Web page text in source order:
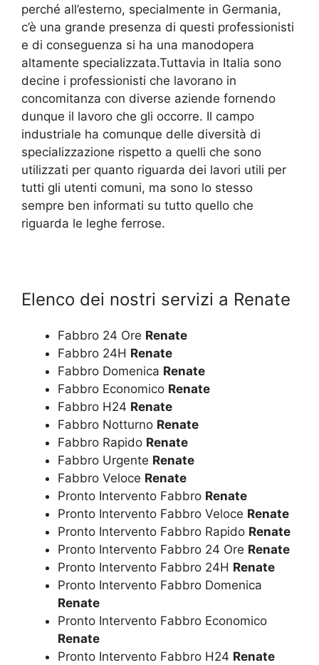
perché all’esterno, specialmente in Germania,
c’è una grande presenza di questi professionisti
e di conseguenza si ha una manodopera
altamente specializzata.Tuttavia in Italia sono
decine i professionisti che lavorano in
concomitanza con diverse aziende fornendo
dunque il lavoro che gli occorre. Il campo
industriale ha comunque delle diversità di
specializzazione rispetto a quelli che sono
utilizzati per quanto riguarda dei lavori utili per
tutti gli utenti comuni, ma sono lo stesso
sempre ben informati su tutto quello che
riguarda le leghe ferrose.
Elenco dei nostri servizi a Renate
Fabbro 24 Ore Renate
Fabbro 24H Renate
Fabbro Domenica Renate
Fabbro Economico Renate
Fabbro H24 Renate
Fabbro Notturno Renate
Fabbro Rapido Renate
Fabbro Urgente Renate
Fabbro Veloce Renate
Pronto Intervento Fabbro Renate
Pronto Intervento Fabbro Veloce Renate
Pronto Intervento Fabbro Rapido Renate
Pronto Intervento Fabbro 24 Ore Renate
Pronto Intervento Fabbro 24H Renate
Pronto Intervento Fabbro Domenica
Renate
Pronto Intervento Fabbro Economico
Renate
Pronto Intervento Fabbro H24 Renate